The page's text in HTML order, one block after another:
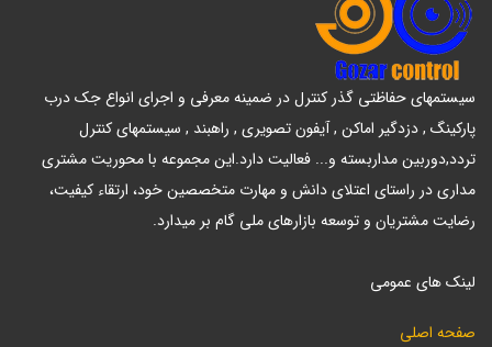
سیستمهای حفاظتی گذر کنترل در ضمینه معرفی و اجرای انواع جک درب
پارکینگ , دزدگیر اماکن , آیفون تصویری , راهبند , سیستمهای کنترل
تردد,دوربین مداربسته و... فعالیت دارد.این مجموعه با محوریت مشتری
مداری در راستای اعتلای دانش و مهارت متخصصین خود، ارتقاء کیفیت،
رضایت مشتریان و توسعه بازارهای ملی گام بر میدارد.
لینک های عمومی
صفحه اصلی